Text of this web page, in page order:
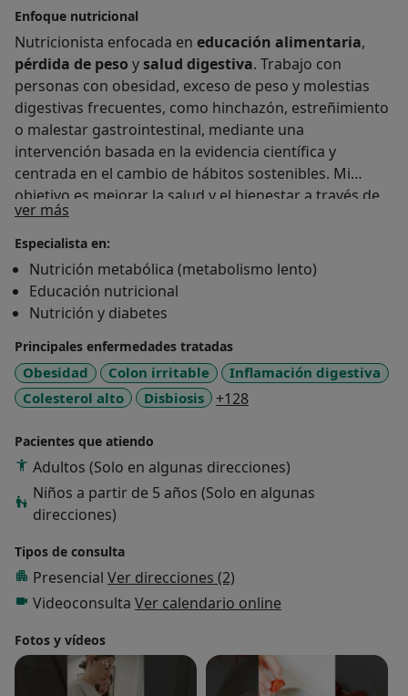
Enfoque nutricional
Nutricionista enfocada en educación alimentaria,
pérdida de peso ysalud digestiva. Trabajo con
personas con obesidad, exceso de peso y molestias
digestivas frecuentes, como hinchazón, estreñimiento
o malestar gastrointestinal, mediante una
intervención basada en la evidencia científica y
centrada en el cambio de hábitos sostenibles. Mi
objetivo es mejorar la salud y el bienestar a través de
estrategias individualizadas, realistas y adaptadas a las
necesidades y estilo de vida de cada paciente.
ver más
Especialista en:
Nutrición metabólica (metabolismo lento)
Educación nutricional
Nutrición y diabetes
Principales enfermedades tratadas
Obesidad Colon irritable
Inflamación digestiva
Colesterol alto
Disbiosis +128a11y_sr_more_diseases
Pacientes que atiendo
Adultos (Solo en algunas direcciones)
Niños a partir de 5 años (Solo en algunas
direcciones)
Tipos de consulta
Presencial Ver direcciones (2)
Videoconsulta Ver calendario online
Fotos y vídeos